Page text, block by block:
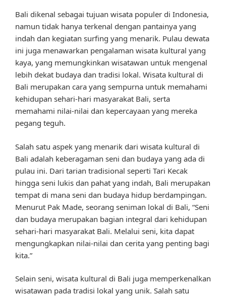
Bali dikenal sebagai tujuan wisata populer di Indonesia,
namun tidak hanya terkenal dengan pantainya yang
indah dan kegiatan surfing yang menarik. Pulau dewata
ini juga menawarkan pengalaman wisata kultural yang
kaya, yang memungkinkan wisatawan untuk mengenal
lebih dekat budaya dan tradisi lokal. Wisata kultural di
Bali merupakan cara yang sempurna untuk memahami
kehidupan sehari-hari masyarakat Bali, serta
memahami nilai-nilai dan kepercayaan yang mereka
pegang teguh.
Salah satu aspek yang menarik dari wisata kultural di
Bali adalah keberagaman seni dan budaya yang ada di
pulau ini. Dari tarian tradisional seperti Tari Kecak
hingga seni lukis dan pahat yang indah, Bali merupakan
tempat di mana seni dan budaya hidup berdampingan.
Menurut Pak Made, seorang seniman lokal di Bali, “Seni
dan budaya merupakan bagian integral dari kehidupan
sehari-hari masyarakat Bali. Melalui seni, kita dapat
mengungkapkan nilai-nilai dan cerita yang penting bagi
kita.”
Selain seni, wisata kultural di Bali juga memperkenalkan
wisatawan pada tradisi lokal yang unik. Salah satu